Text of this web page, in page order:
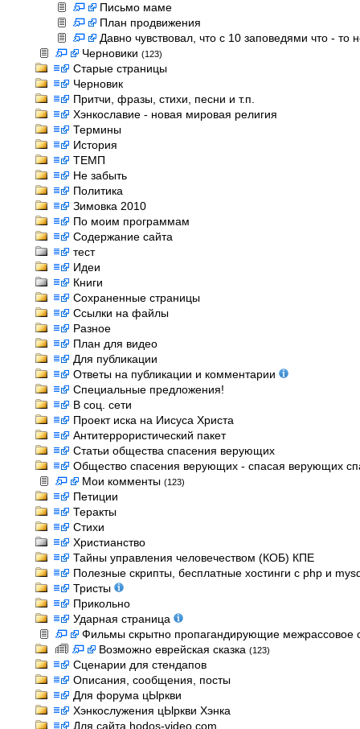
Письмо маме
План продвижения
Давно чувствовал, что с 10 заповедями что - то
Черновики (123)
Старые страницы
Черновик
Притчи, фразы, стихи, песни и т.п.
Хэнкославие - новая мировая религия
Термины
История
ТЕМП
Не забыть
Политика
Зимовка 2010
По моим программам
Содержание сайта
тест
Идеи
Книги
Сохраненные страницы
Ссылки на файлы
Разное
План для видео
Для публикации
Ответы на публикации и комментарии
Специальные предложения!
В соц. сети
Проект иска на Иисуса Христа
Антитеррористический пакет
Статьи общества спасения верующих
Общество спасения верующих - спасая верующих
Мои комменты (123)
Петиции
Теракты
Стихи
Христианство
Тайны управления человечеством (КОБ) КПЕ
Полезные скрипты, бесплатные хостинги с php и
Тристы
Прикольно
Ударная страница
Фильмы скрытно пропагандирующие
Возможно еврейская сказка (123)
Сценарии для стендапов
Описания, сообщения, посты
Для форума цЫркви
Хэнкослужения цЫркви Хэнка
Для сайта hodos-video.com